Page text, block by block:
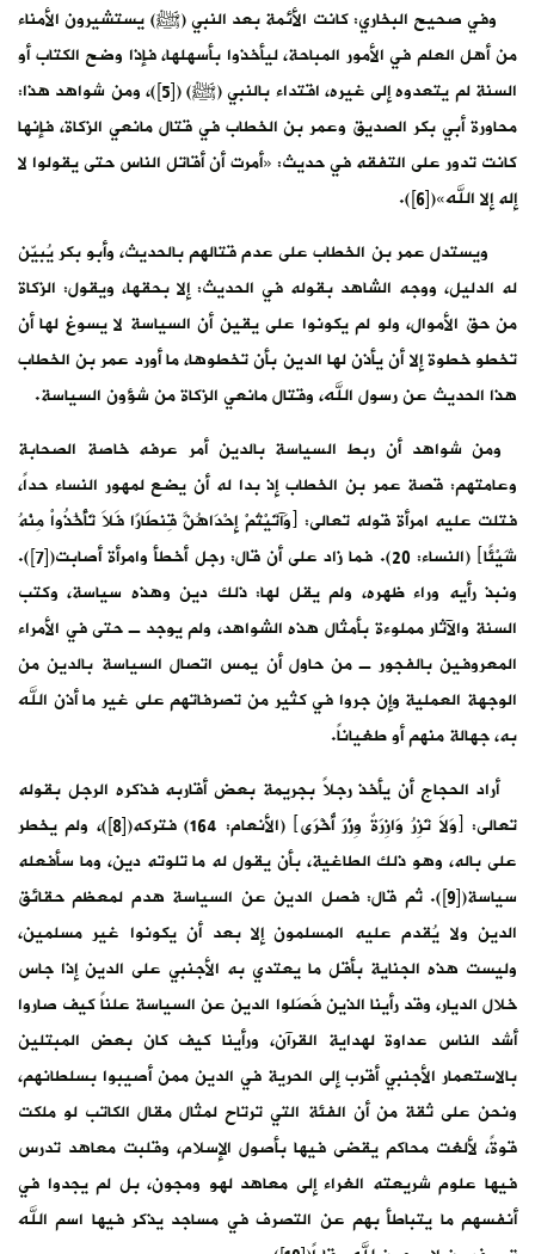
وفي صحيح البخاري: كانت الأئمة بعد النبي (ﷺ) يستشيرون الأمناء
من أهل العلم في الأمور المباحة، ليأخذوا بأسهلها، فإذا وضح الكتاب أو
السنة لم يتعدوه إلى غيره، اقتداء بالنبي (ﷺ) ([5])، ومن شواهد هذا:
محاورة أبي بكر الصديق وعمر بن الخطاب في قتال مانعي الزكاة، فإنها
كانت تدور على التفقه في حديث: «أمرت أن أقاتل الناس حتى يقولوا لا
إله إلا الله»([6]).
ويستدل عمر بن الخطاب على عدم قتالهم بالحديث، وأبو بكر يُبيّن
له الدليل، ووجه الشاهد بقوله في الحديث: إلا بحقها، ويقول: الزكاة
من حق الأموال، ولو لم يكونوا على يقين أن السياسة لا يسوغ لها أن
تخطو خطوة إلا أن يأذن لها الدين بأن تخطوها، ما أورد عمر بن الخطاب
هذا الحديث عن رسول الله، وقتال مانعي الزكاة من شؤون السياسة.
ومن شواهد أن ربط السياسة بالدين أمر عرفه خاصة الصحابة
وعامتهم: قصة عمر بن الخطاب إذ بدا له أن يضع لمهور النساء حداً،
فتلت عليه امرأة قوله تعالى: ﴿وَآتَيْتُمْ إِحْدَاهُنَّ قِنطَارًا فَلاَ تَأْخُذُواْ مِنْهُ
شَيْئًا﴾ (النساء: 20). فما زاد على أن قال: رجل أخطأ وامرأة أصابت([7]).
ونبذ رأيه وراء ظهره، ولم يقل لها: ذلك دين وهذه سياسة، وكتب
السنة والآثار مملوءة بأمثال هذه الشواهد، ولم يوجد ـ حتى في الأمراء
المعروفين بالفجور ـ من حاول أن يمس اتصال السياسة بالدين من
الوجهة العملية وإن جروا في كثير من تصرفاتهم على غير ما أذن الله
به، جهالة منهم أو طغياناً.
أراد الحجاج أن يأخذ رجلاً بجريمة بعض أقاربه فذكره الرجل بقوله
تعالى: ﴿وَلاَ تَزِرُ وَازِرَةٌ وِزْرَ أُخْرَى﴾ (الأنعام: 164) فتركه([8])، ولم يخطر
على باله، وهو ذلك الطاغية، بأن يقول له ما تلوته دين، وما سأفعله
سياسة([9]). ثم قال: فصل الدين عن السياسة هدم لمعظم حقائق
الدين ولا يُقدم عليه المسلمون إلا بعد أن يكونوا غير مسلمين،
وليست هذه الجناية بأقل ما يعتدي به الأجنبي على الدين إذا جاس
خلال الديار، وقد رأينا الذين فَصَلوا الدين عن السياسة علناً كيف صاروا
أشد الناس عداوة لهداية القرآن، ورأينا كيف كان بعض المبتلين
بالاستعمار الأجنبي أقرب إلى الحرية في الدين ممن أصيبوا بسلطانهم،
ونحن على ثقة من أن الفئة التي ترتاح لمثال مقال الكاتب لو ملكت
قوةً، لألغت محاكم يقضى فيها بأصول الإسلام، وقلبت معاهد تدرس
فيها علوم شريعته الغراء إلى معاهد لهو ومجون، بل لم يجدوا في
أنفسهم ما يتباطأ بهم عن التصرف في مساجد يذكر فيها اسم الله